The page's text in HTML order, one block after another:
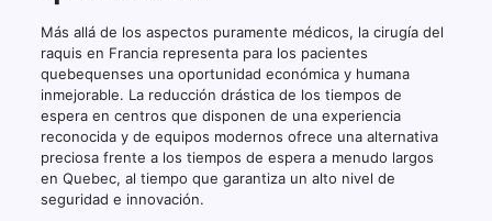
Más allá de los aspectos puramente médicos, la cirugía del
raquis en Francia representa para los pacientes
quebequenses una oportunidad económica y humana
inmejorable. La reducción drástica de los tiempos de
espera en centros que disponen de una experiencia
reconocida y de equipos modernos ofrece una alternativa
preciosa frente a los tiempos de espera a menudo largos
en Quebec, al tiempo que garantiza un alto nivel de
seguridad e innovación.